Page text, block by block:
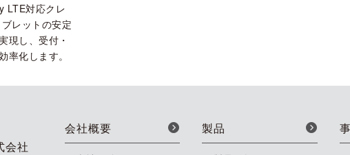
LTE対応クレ
レットの安定
現し、受付・
率化します。
会社
会社概要 製品